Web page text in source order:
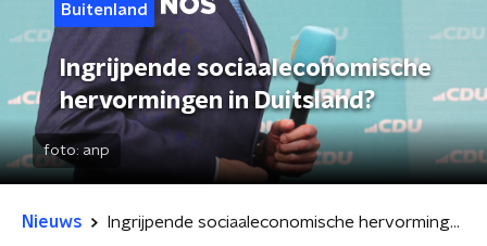
Buitenland
Ingrijpende sociaaleconomische
hervormingen in Duitsland?
foto: anp
Nieuws Ingrijpende sociaaleconomische hervormingen in Duitsland?